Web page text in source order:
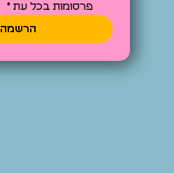
פרסומות בכל עת *
הרשמה